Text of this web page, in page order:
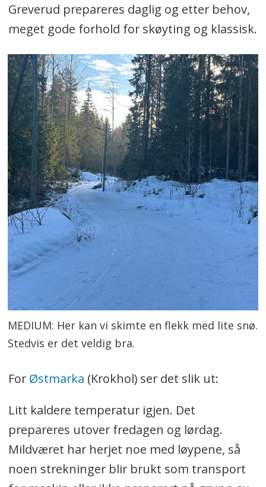
Greverud prepareres daglig og etter behov,
meget gode forhold for skøyting og klassisk.
MEDIUM: Her kan vi skimte en flekk med lite snø.
Stedvis er det veldig bra.
For Østmarka (Krokhol) ser det slik ut:
Litt kaldere temperatur igjen. Det
prepareres utover fredagen og lørdag.
Mildværet har herjet noe med løypene, så
noen strekninger blir brukt som transport